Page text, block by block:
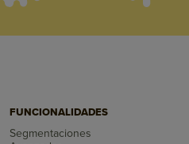
FUNCIONALIDADES
Segmentaciones